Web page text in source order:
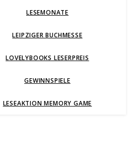
LESEMONATE
LEIPZIGER BUCHMESSE
LOVELYBOOKS LESERPREIS
GEWINNSPIELE
LESEAKTION MEMORY GAME